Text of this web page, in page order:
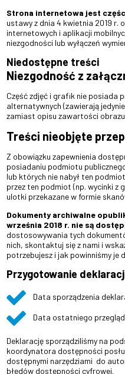
Strona internetowa jest
ustawy z dnia 4 kwietnia 2019 r.
internetowych i aplikacji
niezgodności lub wyłączeń
Niedostępne treści
Niezgodność z
Część zdjęć i grafik nie posiada
alternatywnych (zawierają
zamiast opisu zawartości
Treści nieobjęte
Z obowiązku zapewnienia
posiadaniu podmiotu
lub których nie nabył ten
przez ten podmiot (np. wycinki z
ulotki przekazane w formie
Dokumenty archiwalne
września 2018 r. nie są
dostosowywania tych
nich, skontaktuj się z nami i
potrzebujesz i jak powinniśmy je
Przygotowanie
Data sporządzenia
Data ostatniego
Deklarację sporządziliśmy na
koordynatora dostępności
dostępnymi narzędziami do
błędów dostępności cyfrowej.